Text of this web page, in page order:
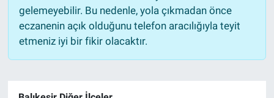
gelemeyebilir. Bu nedenle, yola çıkmadan önce
eczanenin açık olduğunu telefon aracılığıyla teyit
etmeniz iyi bir fikir olacaktır.